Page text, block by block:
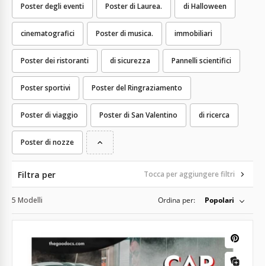
Poster degli eventi Poster di Laurea. di Halloween
cinematografici Poster di musica. immobiliari
Poster dei ristoranti di sicurezza Pannelli scientifici
Poster sportivi Poster del Ringraziamento
Poster di viaggio Poster di San Valentino di ricerca
Poster di nozze
Filtra per Tocca per aggiungere filtri
5 Modelli Ordina per: Popolari